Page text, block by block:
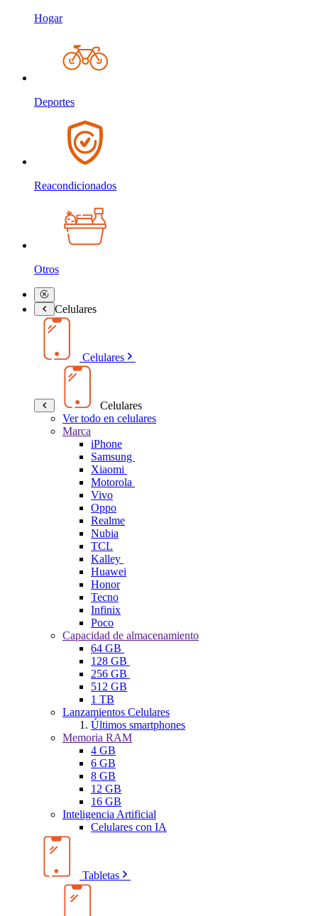
Hogar
Deportes
Reacondicionados
Otros
Celulares
Celulares
Celulares
Ver todo en celulares
Marca
iPhone
Samsung
Xiaomi
Motorola
Vivo
Oppo
Realme
Nubia
TCL
Kalley
Huawei
Honor
Tecno
Infinix
Poco
Capacidad de almacenamiento
64 GB
128 GB
256 GB
512 GB
1 TB
Lanzamientos Celulares
Últimos smartphones
Memoria RAM
4 GB
6 GB
8 GB
12 GB
16 GB
Inteligencia Artificial
Celulares con IA
Tabletas